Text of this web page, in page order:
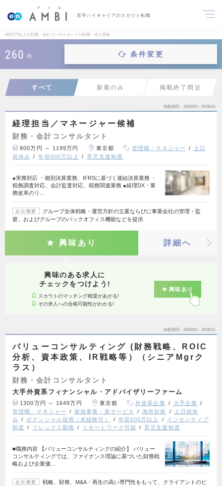
若手ハイキャリアのスカウト転職
800万円以上の財務・会計コンサルタントの転職・求人情報
260 件 条件変更
すべて 新着のみ 掲載終了間近
掲載期間 26/08/03～26/08/16
経理担当／マネージャー候補
財務・会計コンサルタント
800万円 ～ 1199万円 東京都 管理職・マネジャー
土日
祝休み
年収600万以上 育児支援制度
●実務対応 ・個別決算業務、IFRSに基づく連結決算業務 ・
税務調査対応、会計監査対応、税務関連業務 ●経理DX・業
務改革のリ…
会社概要
グループ全体戦略・運営方針の立案ならびに事業会社の管理・監
督、およびグループのバックオフィス機能などを提供
興味あり 詳細へ
興味のある求人に
チェックをつけよう!
スカウトのマッチング精度があがる!
その求人への合格可能性がわかる!
興味あり
掲載期間 26/08/02～26/08/15
バリューコンサルティング (財務戦略、ROIC
分析、資本政策、IR戦略等）（シニアMgrク
ラス）
財務・会計コンサルタント
大手外資系フィナンシャル・アドバイザリーファーム
1300万円 ～ 1649万円 東京都 外資系企業
大手企業
管理職・マネジャー
新規事業・新サービス 海外折衝
土日祝休
み
ポテンシャル採用（未経験可） 年収600万以上
インセンティブ
制度
フレックス勤務 リモートワーク可能 育児支援制度
■職務内容 【バリューコンサルティングの紹介】 バリュー
コンサルティングでは、ファイナンス理論に基づいた財務戦
略および企業価…
会社概要
戦略、財務、M&A・再生の高い専門性をもって、クライアントのビ